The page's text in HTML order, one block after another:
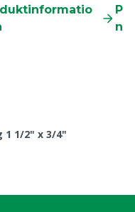
1 1/2" x 3/4"